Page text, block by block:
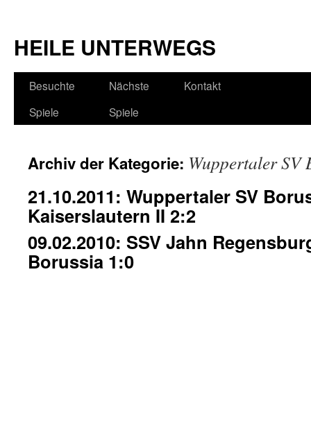
HEILE UNTERWEGS
Besuchte
Spiele
Nächste
Spiele
Kontakt
Archiv der Kategorie: Wuppertaler SV
21.10.2011: Wuppertaler SV
Kaiserslautern II 2:2
09.02.2010: SSV Jahn
Borussia 1:0